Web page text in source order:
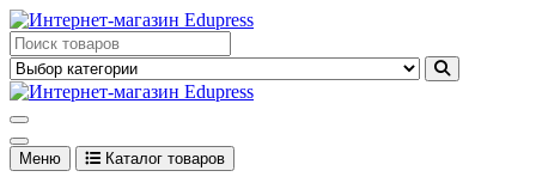
Перейти
к
содержимому
Edupress Uzbekistan, Edupress Узбекистан, книги, учебники на
английском языке
английском языке
Меню Каталог товаров